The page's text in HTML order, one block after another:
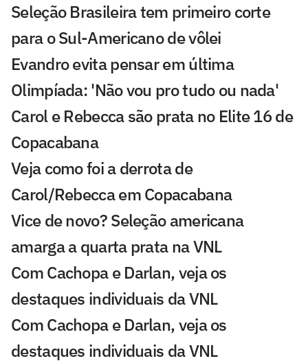
Seleção Brasileira tem primeiro corte
para o Sul-Americano de vôlei
Evandro evita pensar em última
Olimpíada: 'Não vou pro tudo ou nada'
Carol e Rebecca são prata no Elite 16 de
Copacabana
Veja como foi a derrota de
Carol/Rebecca em Copacabana
Vice de novo? Seleção americana
amarga a quarta prata na VNL
Com Cachopa e Darlan, veja os
destaques individuais da VNL
Com Cachopa e Darlan, veja os
destaques individuais da VNL